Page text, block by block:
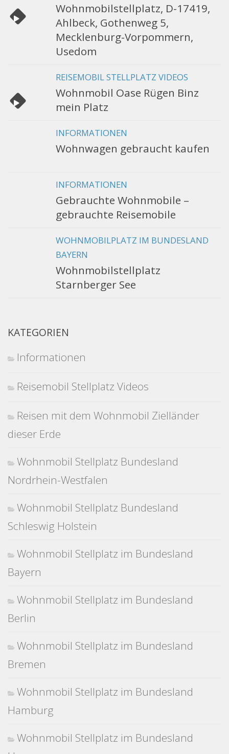
Wohnmobilstellplatz, D-17419,
Ahlbeck, Gothenweg 5,
Mecklenburg-Vorpommern,
Usedom
REISEMOBIL STELLPLATZ VIDEOS
Wohnmobil Oase Rügen Binz
mein Platz
INFORMATIONEN
Wohnwagen gebraucht kaufen
INFORMATIONEN
Gebrauchte Wohnmobile –
gebrauchte Reisemobile
WOHNMOBILPLATZ IM BUNDESLAND
BAYERN
Wohnmobilstellplatz
Starnberger See
KATEGORIEN
Informationen
Reisemobil Stellplatz Videos
Reisen mit dem Wohnmobil Zielländer
dieser Erde
Wohnmobil Stellplatz Bundesland
Nordrhein-Westfalen
Wohnmobil Stellplatz Bundesland
Schleswig Holstein
Wohnmobil Stellplatz im Bundesland
Bayern
Wohnmobil Stellplatz im Bundesland
Berlin
Wohnmobil Stellplatz im Bundesland
Bremen
Wohnmobil Stellplatz im Bundesland
Hamburg
Wohnmobil Stellplatz im Bundesland